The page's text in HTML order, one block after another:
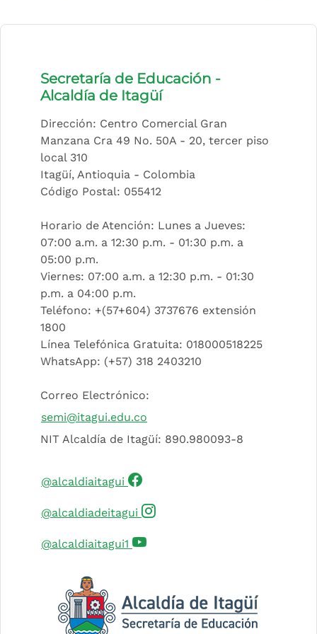
Secretaría de Educación -
Alcaldía de Itagüí
Dirección: Centro Comercial Gran
Manzana Cra 49 No. 50A - 20, tercer piso
local 310
Itagüí, Antioquia - Colombia
Código Postal: 055412
Horario de Atención: Lunes a Jueves:
07:00 a.m. a 12:30 p.m. - 01:30 p.m. a
05:00 p.m.
Viernes: 07:00 a.m. a 12:30 p.m. - 01:30
p.m. a 04:00 p.m.
Teléfono: +(57+604) 3737676 extensión
1800
Línea Telefónica Gratuita: 018000518225
WhatsApp: (+57) 318 2403210
Correo Electrónico:
semi@itagui.edu.co
NIT Alcaldía de Itagüí: 890.980093-8
@alcaldiaitagui (Este enlace abrirá una nueva
@alcaldiadeitagui (Este enlace abrirá una
@alcaldiaitagui1 (Este enlace abrirá una nueva